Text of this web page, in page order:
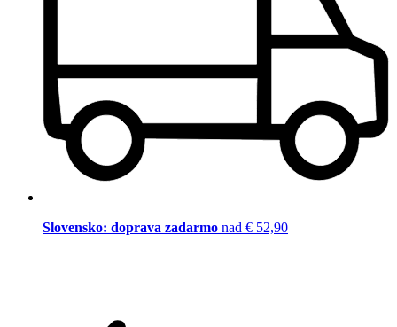
Slovensko: doprava zadarmo nad € 52,90